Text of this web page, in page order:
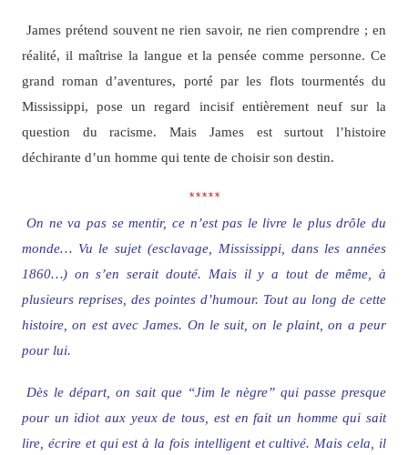
James prétend souvent ne rien savoir, ne rien comprendre ; en
réalité, il maîtrise la langue et la pensée comme personne. Ce
grand roman d’aventures, porté par les flots tourmentés du
Mississippi, pose un regard incisif entièrement neuf sur la
question du racisme. Mais James est surtout l’histoire
déchirante d’un homme qui tente de choisir son destin.
*****
On ne va pas se mentir, ce n’est pas le livre le plus drôle du
monde… Vu le sujet (esclavage, Mississippi, dans les années
1860…) on s’en serait douté. Mais il y a tout de même, à
plusieurs reprises, des pointes d’humour. Tout au long de cette
histoire, on est avec James. On le suit, on le plaint, on a peur
pour lui.
Dès le départ, on sait que “Jim le nègre” qui passe presque
pour un idiot aux yeux de tous, est en fait un homme qui sait
lire, écrire et qui est à la fois intelligent et cultivé. Mais cela, il